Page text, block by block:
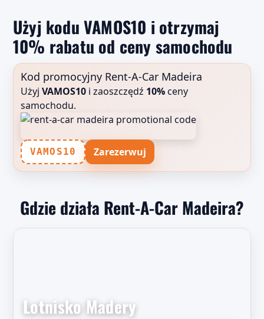
Użyj kodu VAMOS10 i otrzymaj
10% rabatu od ceny samochodu
Kod promocyjny Rent-A-Car Madeira
Użyj VAMOS10 i zaoszczędź 10%ceny
samochodu.
VAMOS10 Zarezerwuj
Gdzie działa Rent-A-Car Madeira?
Lotnisko Madery